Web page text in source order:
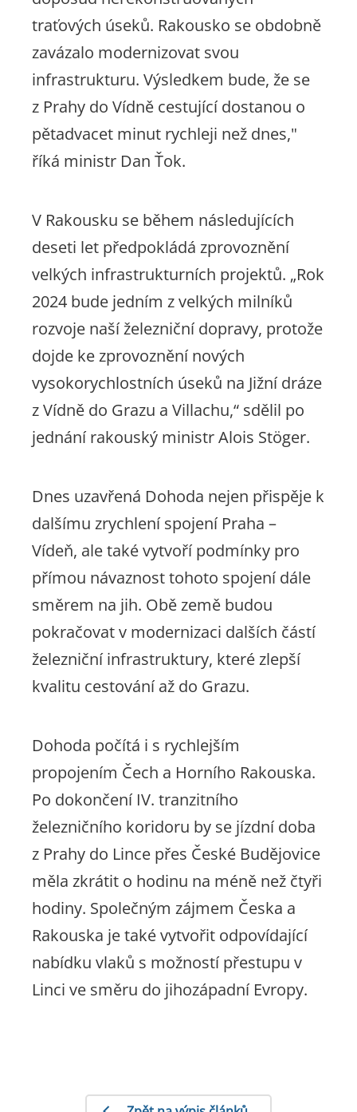
traťových úseků. Rakousko se obdobně
zavázalo modernizovat svou
infrastrukturu. Výsledkem bude, že se
z Prahy do Vídně cestující dostanou o
pětadvacet minut rychleji než dnes,"
říká ministr Dan Ťok.
V Rakousku se během následujících
deseti let předpokládá zprovoznění
velkých infrastrukturních projektů. „Rok
2024 bude jedním z velkých milníků
rozvoje naší železniční dopravy, protože
dojde ke zprovoznění nových
vysokorychlostních úseků na Jižní dráze
z Vídně do Grazu a Villachu,“ sdělil po
jednání rakouský ministr Alois Stöger.
Dnes uzavřená Dohoda nejen přispěje k
dalšímu zrychlení spojení Praha –
Vídeň, ale také vytvoří podmínky pro
přímou návaznost tohoto spojení dále
směrem na jih. Obě země budou
pokračovat v modernizaci dalších částí
železniční infrastruktury, které zlepší
kvalitu cestování až do Grazu.
Dohoda počítá i s rychlejším
propojením Čech a Horního Rakouska.
Po dokončení IV. tranzitního
železničního koridoru by se jízdní doba
z Prahy do Lince přes České Budějovice
měla zkrátit o hodinu na méně než čtyři
hodiny. Společným zájmem Česka a
Rakouska je také vytvořit odpovídající
nabídku vlaků s možností přestupu v
Linci ve směru do jihozápadní Evropy.